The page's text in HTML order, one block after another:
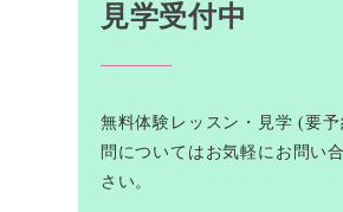
見学受付中
無料体験レッスン・見学 (要
問についてはお気軽にお問い
さい。